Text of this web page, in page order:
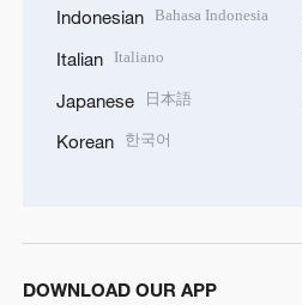
Indonesian Bahasa Indonesia
Italian Italiano
Japanese 日本語
Korean 한국어
DOWNLOAD OUR APP